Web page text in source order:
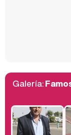
Galería: